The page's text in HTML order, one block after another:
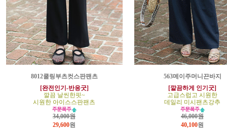
8012쿨링부츠컷스판팬츠
[완전인기-반응굿]
깔끔 날씬한핏~
시원한 아이스스판팬츠
34,000원
29,600원
563메이주머니끈바지
[깔끔하게 인기굿]
고급스럽고 시원한
데일리 미시팬츠강추
46,000원
40,100원